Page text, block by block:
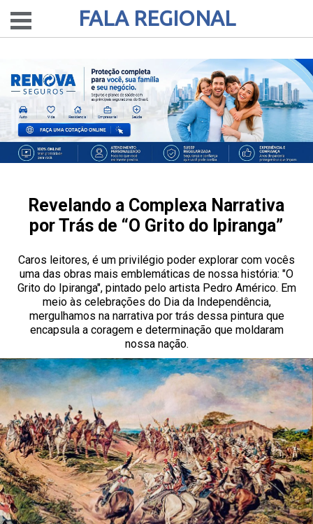
FALA REGIONAL
Revelando a Complexa Narrativa
por Trás de “O Grito do Ipiranga”
Caros leitores, é um privilégio poder explorar com vocês
uma das obras mais emblemáticas de nossa história: "O
Grito do Ipiranga", pintado pelo artista Pedro Américo. Em
meio às celebrações do Dia da Independência,
mergulhamos na narrativa por trás dessa pintura que
encapsula a coragem e determinação que moldaram
nossa nação.